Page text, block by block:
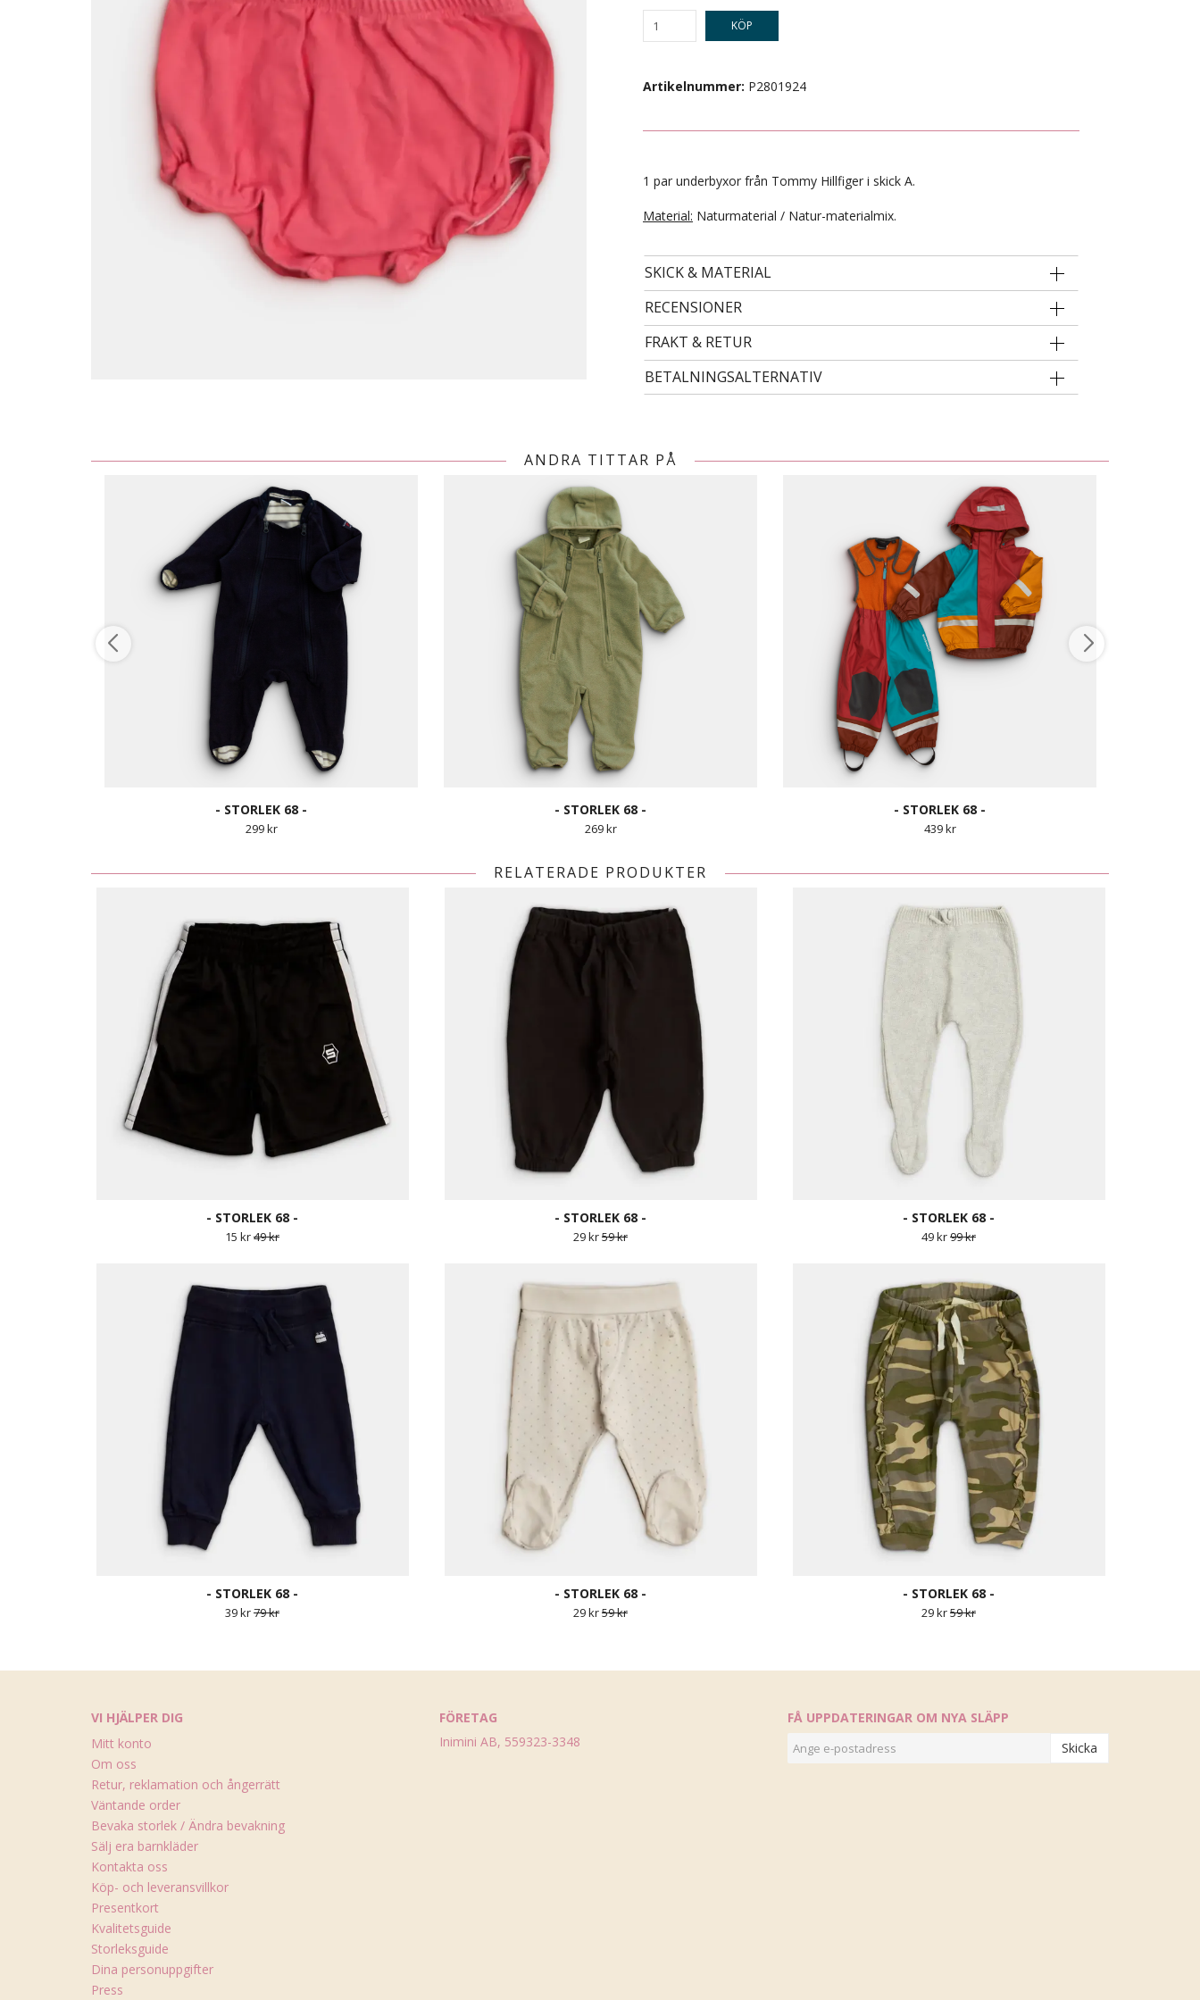
KÖP
Artikelnummer: P2801924
1 par underbyxor från Tommy Hillfiger i skick A.
Material: Naturmaterial / Natur-materialmix.
SKICK & MATERIAL
RECENSIONER
FRAKT & RETUR
BETALNINGSALTERNATIV
ANDRA TITTAR PÅ
- STORLEK 68 -
299 kr
- STORLEK 68 -
269 kr
- STORLEK 68 -
439 kr
RELATERADE PRODUKTER
- STORLEK 68 -
15 kr49 kr
- STORLEK 68 -
29 kr59 kr
- STORLEK 68 -
49 kr99 kr
- STORLEK 68 -
39 kr79 kr
- STORLEK 68 -
29 kr59 kr
- STORLEK 68 -
29 kr59 kr
VI HJÄLPER DIG
Mitt konto
Om oss
Retur, reklamation och ångerrätt
Väntande order
Bevaka storlek / Ändra bevakning
Sälj era barnkläder
Kontakta oss
Köp- och leveransvillkor
Presentkort
Kvalitetsguide
Storleksguide
Dina personuppgifter
Press
FÖRETAG
Inimini AB, 559323-3348
FÅ UPPDATERINGAR OM NYA SLÄPP
Skicka